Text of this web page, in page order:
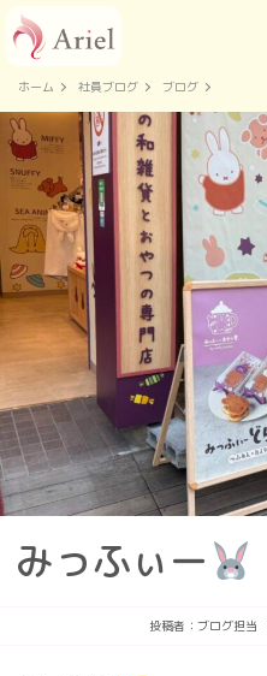
ホーム 社員ブログ ブログ
みっふぃー
投稿者： ブログ担当